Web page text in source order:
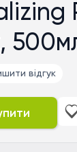
відгук